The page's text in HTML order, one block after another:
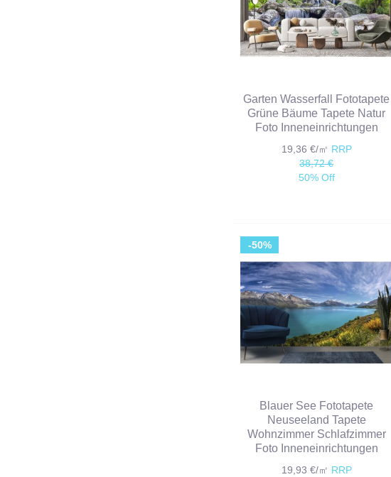
Garten Wasserfall Fototapete
Grüne Bäume Tapete Natur
Foto Inneneinrichtungen
19,36 €/㎡ RRP
38,72 €
50% Off
-50%
Blauer See Fototapete
Neuseeland Tapete
Wohnzimmer Schlafzimmer
Foto Inneneinrichtungen
19,93 €/㎡ RRP